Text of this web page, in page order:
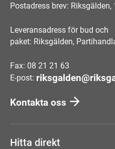
Postadress brev:
Leveransadress för bud och
paket: Riksgälden,
Fax: 08 21 21 63
E-post:
Kontakta oss
Hitta direkt